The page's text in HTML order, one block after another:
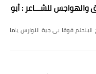
للشـــاعر : أبو
فوقا بى جية النوارس ياما